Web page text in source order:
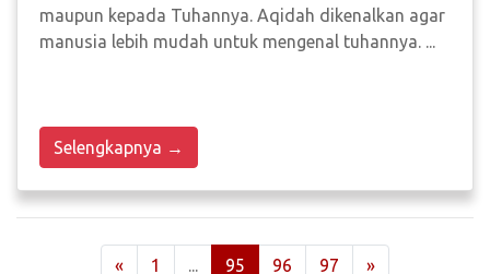
maupun kepada Tuhannya. Aqidah dikenalkan agar
manusia lebih mudah untuk mengenal tuhannya. ...
Selengkapnya →
« 1 ... 95 96 97 »